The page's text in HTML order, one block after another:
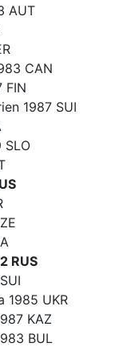
AUT
CAN
FIN
1987 SUI
SLO
RUS
1985 UKR
KAZ
BUL